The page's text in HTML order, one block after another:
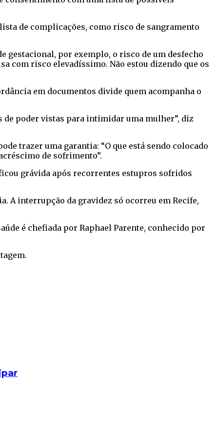
de complicações, como risco de sangramento
gestacional, por exemplo, o risco de um desfecho
com risco elevadíssimo. Não estou dizendo que os
em documentos divide quem acompanha o
de poder vistas para intimidar uma mulher”, diz
trazer uma garantia: “O que está sendo colocado
de sofrimento”.
grávida após recorrentes estupros sofridos
A interrupção da gravidez só ocorreu em Recife,
é chefiada por Raphael Parente, conhecido por